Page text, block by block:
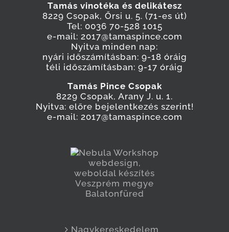
Tamás vinotéka és delikátesz
8229 Csopak, Őrsi u. 5. (71-es út)
Tel: 0036 70-528 1015
e-mail: 2017@tamaspince.com
Nyitva minden nap:
nyári időszámításban: 9-18 óráig
téli időszámításban: 9-17 óráig
Tamás Pince Csopak
8229 Csopak, Arany J. u. 1.
Nyitva: előre bejelentkezés szerint!
e-mail: 2017@tamaspince.com
Nagykereskedelem